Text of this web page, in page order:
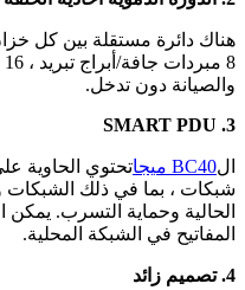
هناك دائرة مستقلة بين كل
والصيانة دون تدخل.
3. SMART PDU
الBC40 ميجا
شبكات ، بما في ذلك الشبكات
الحالية وحماية التسرب. يمكن
المفاتيح في الشبكة المحلية.
4. تصميم زائد